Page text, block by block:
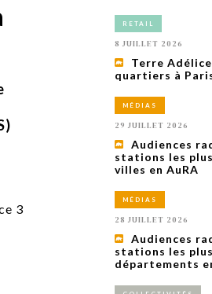
Tourisme
en
son concept autour de
revient sur
RETAIL
8 JUILLET 2026
Terre
quartiers à
MÉDIAS
29 JUILLET 2026
Audiences
stations les
villes en AuRA
MÉDIAS
28 JUILLET 2026
Audiences
stations les
départements